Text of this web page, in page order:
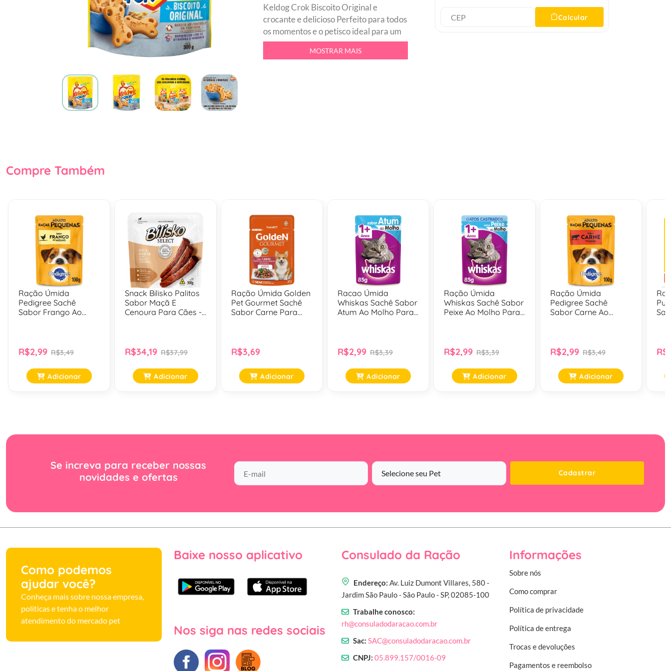
Keldog Crok Biscoito Original e
crocante e delicioso Perfeito para todos
os momentos e o petisco ideal para um
lanche nos passeios, demonstracao de
afeto e premio de adestramento.
MOSTRAR MAIS
Calcular
Compre Também
Ração Úmida
Pedigree Sachê
Sabor Frango Ao
R$2,99 R$3,49
Adicionar
Snack Bilisko Palitos
Sabor Maçã E
Cenoura Para Cães -
R$34,19 R$37,99
Adicionar
Ração Úmida Golden
Pet Gourmet Sachê
Sabor Carne Para
R$3,69
Adicionar
Racao Úmida
Whiskas Sachê Sabor
Atum Ao Molho Para
R$2,99 R$3,39
Adicionar
Ração Úmida
Whiskas Sachê Sabor
Peixe Ao Molho Para
R$2,99 R$3,39
Adicionar
Ração Úmida
Pedigree Sachê
Sabor Carne Ao
R$2,99 R$3,49
Adicionar
Se increva para receber nossas
novidades e ofertas
Cadastrar
Como podemos
ajudar você?
Conheça mais sobre nossa empresa,
políticas e tenha o melhor
atendimento do mercado pet
Baixe nosso aplicativo
Nos siga nas redes sociais
Consulado da Ração
Endereço: Av. Luiz Dumont Villares, 580 -
Jardim São Paulo - São Paulo - SP, 02085-100
Trabalhe conosco:
rh@consuladodaracao.com.br
Sac: SAC@consuladodaracao.com.br
CNPJ: 05.899.157/0016-09
Informações
Sobre nós
Como comprar
Política de privacidade
Política de entrega
Trocas e devoluções
Pagamentos e reembolso